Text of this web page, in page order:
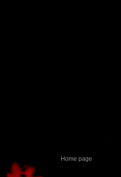
Home page